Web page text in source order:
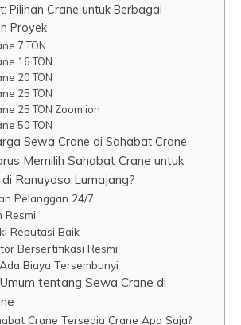
Pilihan Crane untuk Berbagai
Proyek
7 TON
16 TON
20 TON
25 TON
25 TON Zoomlion
50 TON
Sewa Crane di Sahabat Crane
Memilih Sahabat Crane untuk
Ranuyoso Lumajang?
Pelanggan 24/7
Resmi
Reputasi Baik
Bersertifikasi Resmi
Biaya Tersembunyi
tentang Sewa Crane di
Crane Tersedia Crane Apa Saja?